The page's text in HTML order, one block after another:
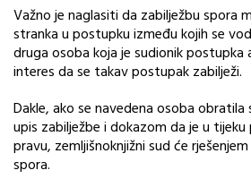
Važno je naglasiti da zabilježbu spora
stranka u postupku između kojih se
druga osoba koja je sudionik postupka
interes da se takav postupak zabilježi.
Dakle, ako se navedena osoba
upis zabilježbe i dokazom da je u
pravu, zemljišnoknjižni sud će
spora.